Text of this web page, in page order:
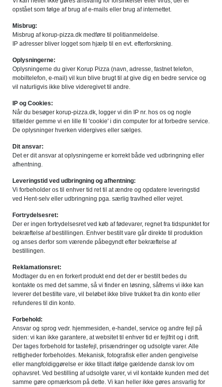
opstået som følge af brug af e-mails eller brug af internettet.
Misbrug:
Misbrug af korup-pizza.dk medføre til politianmeldelse.
IP adresser bliver logget som hjælp til en evt. efterforskning.
Oplysningerne:
Oplysningerne du giver Korup Pizza (navn, adresse, fastnet telefon,
mobiltelefon, e-mail) vil kun blive brugt til at give dig en bedre service og
vil naturligvis ikke blive videregivet til andre.
IP og Cookies:
Når du besøger korup-pizza.dk, logger vi din IP nr. hos os og nogle
tilfælder gemme vi en lille fil 'cookie' i din computer for at forbedre service.
De oplysninger hverken vidergives eller sælges.
Dit ansvar:
Det er dit ansvar at oplysningerne er korrekt både ved udbringning eller
afhentning.
Leveringstid ved udbringning og afhentning:
Vi forbeholder os til enhver tid ret til at ændre og opdatere leveringstid
ved Hent-selv eller udbringning pga. særlig travlhed eller vejret.
Fortrydelsesret:
Der er ingen fortrydelsesret ved køb af fødevarer, regnet fra tidspunktet for
bekræftelse af bestillingen. Enhver bestilt vare går direkte til produktion
og anses derfor som værende påbegyndt efter bekræftelse af
bestillingen.
Reklamationsret:
Modtager du en en forkert produkt end det der er bestilt bedes du
kontakte os med det samme, så vi finder en løsning, såfrems vi ikke kan
leverer det bestilte vare, vil beløbet ikke blive trukket fra din konto eller
refunderes til din konto.
Forbehold:
Ansvar og sprog vedr. hjemmesiden, e-handel, service og andre fejl på
siden: vi kan ikke garantere, at websitet til enhver tid er fejlfrit og i drift.
Der tages forbehold for tastefejl, prisændringer og udsolgte varer. Alle
rettigheder forbeholdes. Mekanisk, fotografisk eller anden gengivelse
eller mangfoldiggørelse er ikke tilladt ifølge gældende dansk lov om
ophavsret. Ved bestilling af udsolgte varer, vi vil kontakte kunden med det
samme gøre opmærksom på dette. Vi kan heller ikke gøres ansvarlig for